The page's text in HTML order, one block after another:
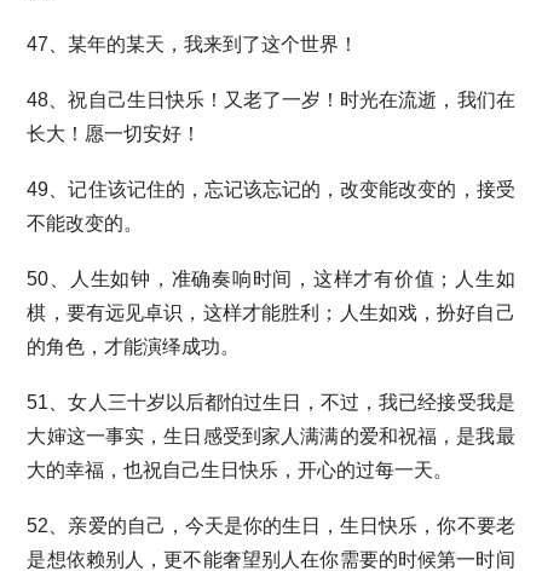
47、某年的某天，我来到了这个世界！
48、祝自己生日快乐！又老了一岁！时光在流逝，我们在
长大！愿一切安好！
49、记住该记住的，忘记该忘记的，改变能改变的，接受
不能改变的。
50、人生如钟，准确奏响时间，这样才有价值；人生如
棋，要有远见卓识，这样才能胜利；人生如戏，扮好自己
的角色，才能演绎成功。
51、女人三十岁以后都怕过生日，不过，我已经接受我是
大婶这一事实，生日感受到家人满满的爱和祝福，是我最
大的幸福，也祝自己生日快乐，开心的过每一天。
52、亲爱的自己，今天是你的生日，生日快乐，你不要老
是想依赖别人，更不能奢望别人在你需要的时候第一时间